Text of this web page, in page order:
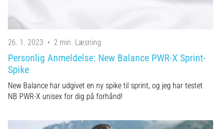
26. 1. 2023 • 2 min. Læsning
Personlig Anmeldelse: New Balance PWR-X Sprint-
Spike
New Balance har udgivet en ny spike til sprint, og jeg har testet
NB PWR-X unisex for dig på forhånd!